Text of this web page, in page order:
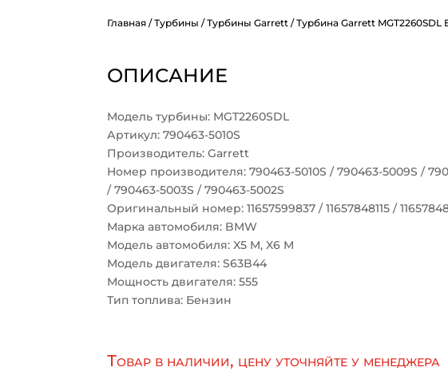
Главная /Турбины /Турбины Garrett / Турбина Garrett MGT2260SDL
ОПИСАНИЕ
Модель турбины: MGT2260SDL
Артикул: 790463-5010S
Производитель: Garrett
Номер производителя: 790463-5010S / 790463-5009S /
/ 790463-5003S / 790463-5002S
Оригинальный номер: 11657599837 / 11657848115 /
Марка автомобиля: BMW
Модель автомобиля: X5 M, X6 M
Модель двигателя: S63B44
Мощность двигателя: 555
Тип топлива: Бензин
Товар в наличии, цену уточняйте у менеджера